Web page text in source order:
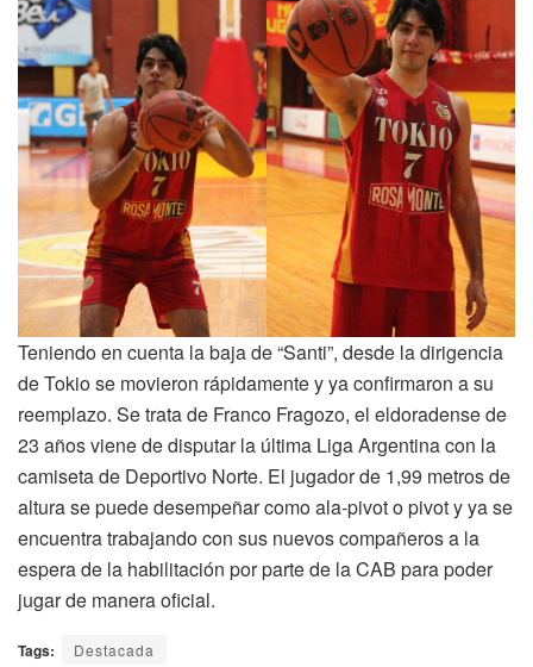
Teniendo en cuenta la baja de “Santi”, desde la dirigencia
de Tokio se movieron rápidamente y ya confirmaron a su
reemplazo. Se trata de Franco Fragozo, el eldoradense de
23 años viene de disputar la última Liga Argentina con la
camiseta de Deportivo Norte. El jugador de 1,99 metros de
altura se puede desempeñar como ala-pivot o pivot y ya se
encuentra trabajando con sus nuevos compañeros a la
espera de la habilitación por parte de la CAB para poder
jugar de manera oficial.
Tags: Destacada